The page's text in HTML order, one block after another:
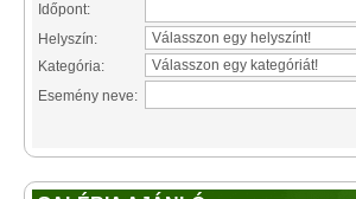
Időpont:
Helyszín:
Kategória:
Esemény neve: